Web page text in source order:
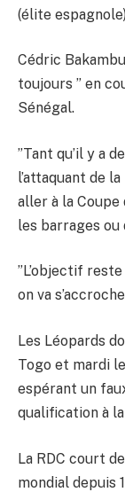
(élite
Cédric
toujours ” en
Sénégal.
”Tant qu’il y a
l’attaquant de
aller à la
les barrages ou
”L’objectif
on va
Les Léopards
Togo et mardi
espérant un
qualification à
La RDC court
mondial depuis